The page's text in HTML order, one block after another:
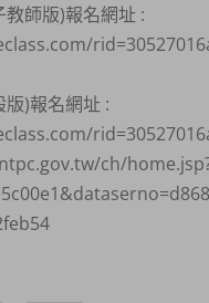
師版)報名網址 :
)報名網址 :
ch/